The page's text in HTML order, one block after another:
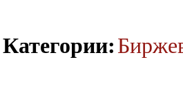
Категории: